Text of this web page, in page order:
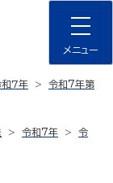
メニュー
和7年
令和７年第
令和７年
令